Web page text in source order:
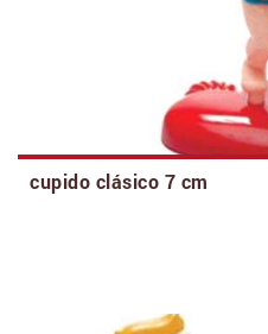
cupido clásico 7 cm